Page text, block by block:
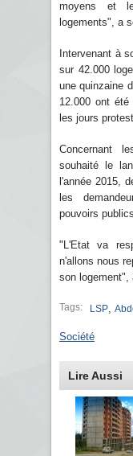
moyens et
logements", a
Intervenant à
sur 42.000
une quinzaine
12.000 ont
les jours
Concernant
souhaité le
l'année 2015,
les
pouvoirs
"L'Etat va
n'allons nous
son logement",
Tags: LSP
Société
Lire Aussi